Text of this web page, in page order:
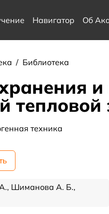
Навигатор Об
/ Библиотека
тепловой
техника
Шиманова А. Б.,